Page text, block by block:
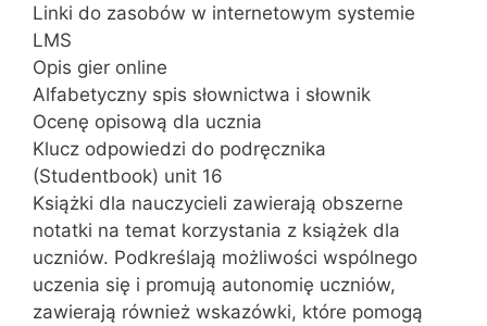
Linki do zasobów w internetowym systemie
LMS
Opis gier online
Alfabetyczny spis słownictwa i słownik
Ocenę opisową dla ucznia
Klucz odpowiedzi do podręcznika
(Studentbook) unit 16
Książki dla nauczycieli zawierają obszerne
notatki na temat korzystania z książek dla
uczniów. Podkreślają możliwości wspólnego
uczenia się i promują autonomię uczniów,
zawierają również wskazówki, które pomogą